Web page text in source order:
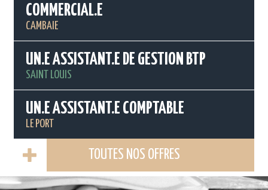
COMMERCIAL.E
CAMBAIE
UN.E ASSISTANT.E DE GESTION BTP
SAINT LOUIS
UN.E ASSISTANT.E COMPTABLE
LE PORT
TOUTES NOS OFFRES